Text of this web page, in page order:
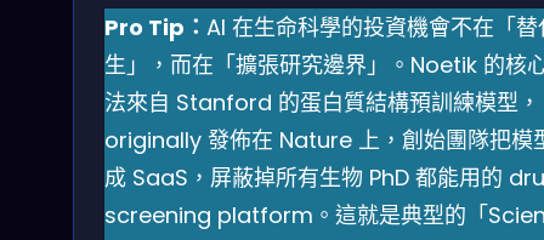
Pro Tip： AI 在生命科學的投資機會不在「
生」，而在「擴張研究邊界」。Noetik 的核
法來自 Stanford 的蛋白質結構預訓練模型，
originally 發佈在 Nature 上，創始團隊把模
成 SaaS，屏蔽掉所有生物 PhD 都能用的
screening platform。這就是典型的「